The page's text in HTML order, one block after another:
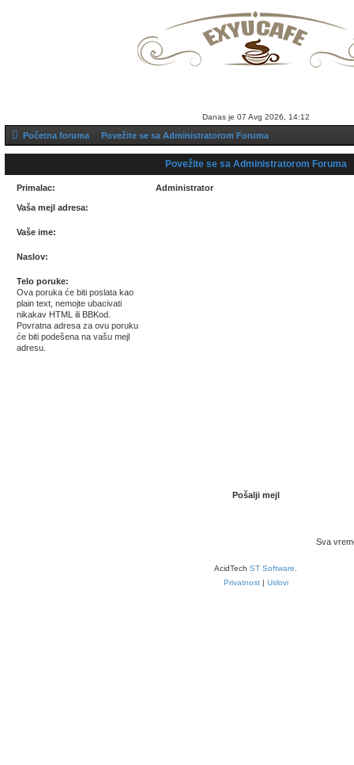
Danas je 07 Avg 2026, 14:12
Početna foruma Povežite se sa Administratorom Foruma
Povežite se sa Administratorom Foruma
Primalac: Administrator
Vaša mejl adresa:
Vaše ime:
Naslov:
Telo poruke:
Ova poruka će biti poslata kao
plain text, nemojte ubacivati
nikakav HTML ili BBKod.
Povratna adresa za ovu poruku
će biti podešena na vašu mejl
adresu.
Sva
AcidTech ST Software
Privatnost| Uslovi